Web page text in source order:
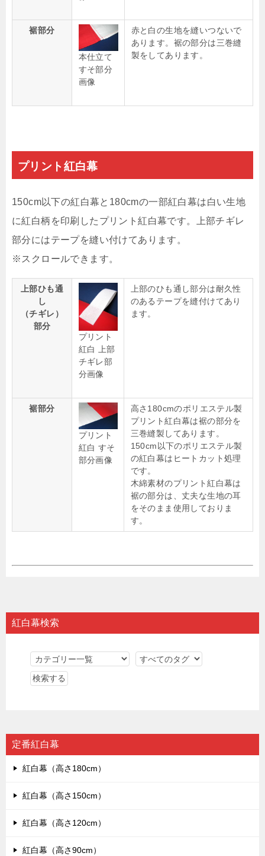
裾部分
本仕立て
すそ部分
画像
赤と白の生地を縫いつないで
あります。裾の部分は三巻縫
製をしてあります。
プリント紅白幕
150cm以下の紅白幕と180cmの一部紅白幕は白い生地
に紅白柄を印刷したプリント紅白幕です。上部チギレ
部分にはテープを縫い付けてあります。
上部ひも通
し
（チギレ）
部分
プリント
紅白 上部
チギレ部
分画像
上部のひも通し部分は耐久性
のあるテープを縫付けてあり
ます。
裾部分
プリント
紅白 すそ
部分画像
高さ180cmのポリエステル製
プリント紅白幕は裾の部分を
三巻縫製してあります。
150cm以下のポリエステル製
の紅白幕はヒートカット処理
です。
木綿素材のプリント紅白幕は
裾の部分は、丈夫な生地の耳
をそのまま使用しておりま
す。
紅白幕検索
定番紅白幕
紅白幕（高さ180cm）
紅白幕（高さ150cm）
紅白幕（高さ120cm）
紅白幕（高さ90cm）